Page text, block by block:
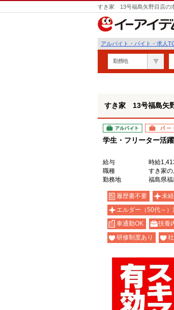
すき家 13号福島矢野目店の
アルバイト・バイト・求人
勤務地
すき家 13号福島矢
アルバイト パート
学生・フリーター活
給与
時給
職種
すき家の
勤務地
福島県
履歴書不要 未
エルダー（50代～）
車通勤OK
扶養
研修制度あり